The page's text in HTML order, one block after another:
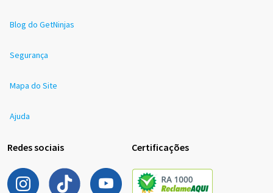
Blog do GetNinjas
Segurança
Mapa do Site
Ajuda
Redes sociais Certificações